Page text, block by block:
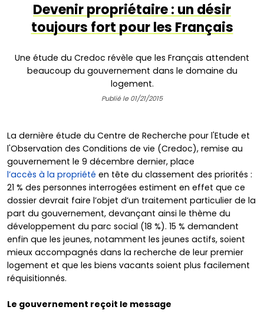
Devenir propriétaire : un désir
toujours fort pour les Français
Une étude du Credoc révèle que les Français attendent
beaucoup du gouvernement dans le domaine du
logement.
Publié le 01/21/2015
La dernière étude du Centre de Recherche pour l'Etude et
l'Observation des Conditions de vie (Credoc), remise au
gouvernement le 9 décembre dernier, place
l’accès à la propriété en tête du classement des priorités :
21 % des personnes interrogées estiment en effet que ce
dossier devrait faire l’objet d’un traitement particulier de la
part du gouvernement, devançant ainsi le thème du
développement du parc social (18 %). 15 % demandent
enfin que les jeunes, notamment les jeunes actifs, soient
mieux accompagnés dans la recherche de leur premier
logement et que les biens vacants soient plus facilement
réquisitionnés.
Le gouvernement reçoit le message